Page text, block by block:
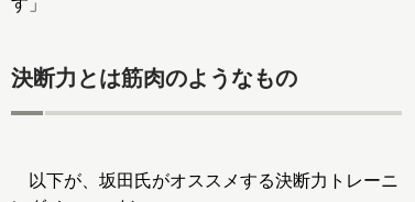
す」
決断力とは筋肉のようなもの
以下が、坂田氏がオススメする決断力トレーニ